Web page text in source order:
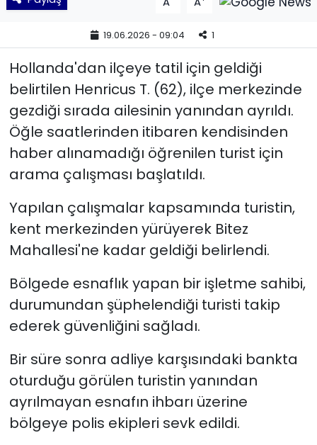
19.06.2026 - 09:04 1
Hollanda'dan ilçeye tatil için geldiği
belirtilen Henricus T. (62), ilçe merkezinde
gezdiği sırada ailesinin yanından ayrıldı.
Öğle saatlerinden itibaren kendisinden
haber alınamadığı öğrenilen turist için
arama çalışması başlatıldı.
Yapılan çalışmalar kapsamında turistin,
kent merkezinden yürüyerek Bitez
Mahallesi'ne kadar geldiği belirlendi.
Bölgede esnaflık yapan bir işletme sahibi,
durumundan şüphelendiği turisti takip
ederek güvenliğini sağladı.
Bir süre sonra adliye karşısındaki bankta
oturduğu görülen turistin yanından
ayrılmayan esnafın ihbarı üzerine
bölgeye polis ekipleri sevk edildi.
TEKNOLOJİ
Yaşam
YEREL POLİTİKA
YEREL YÖNETİMLER
Yurt